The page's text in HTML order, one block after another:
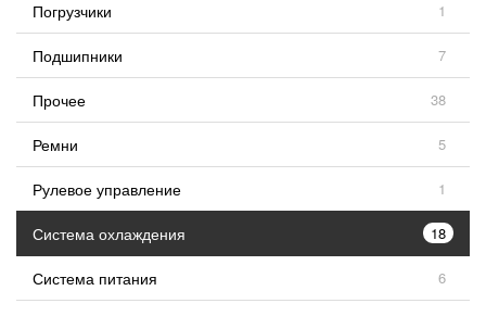
Погрузчики 1
Подшипники 7
Прочее 38
Ремни 5
Рулевое управление 1
Система охлаждения 18
Система питания 6